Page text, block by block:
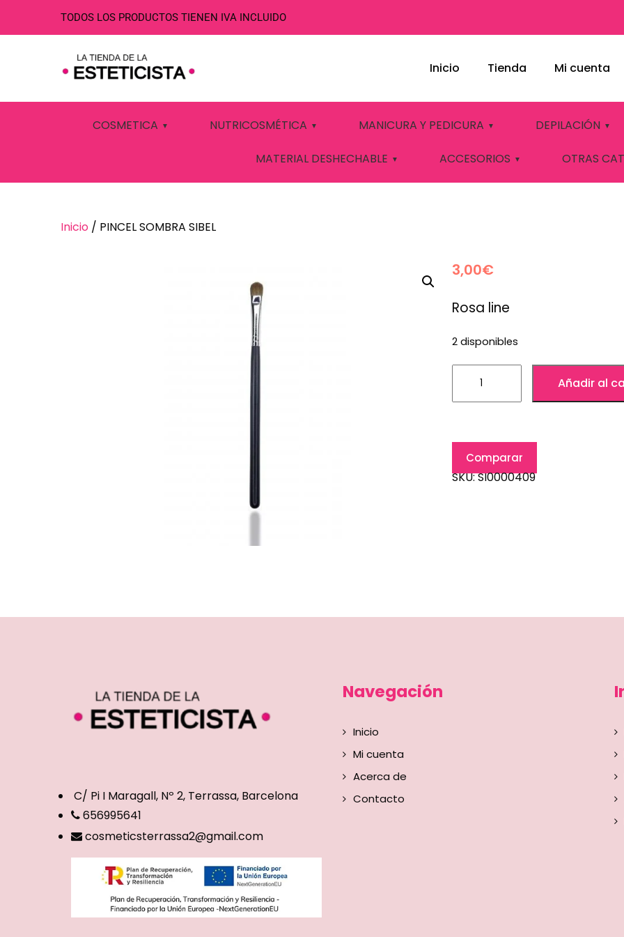
TODOS LOS PRODUCTOS TIENEN IVA INCLUIDO
Inicio Tienda Mi cuenta
COSMETICA NUTRICOSMÉTICA MANICURA Y PEDICURA DEPILACIÓN
MATERIAL DESHECHABLE ACCESORIOS OTRAS
PINCEL SOMBRA SIBEL
Inicio / PINCEL SOMBRA SIBEL
3,00€
Rosa line
2 disponibles
Añadir al
Comparar
SKU:SI0000409
C/ Pi I Maragall, Nº 2, Terrassa, Barcelona
656995641
cosmeticsterrassa2@gmail.com
Navegación
Inicio
Mi cuenta
Acerca de
Contacto